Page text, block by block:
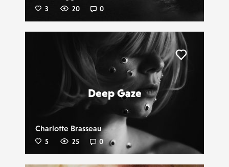
3 20 0
Deep Gaze
Charlotte Brasseau
5 25 0